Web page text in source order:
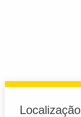
Localização